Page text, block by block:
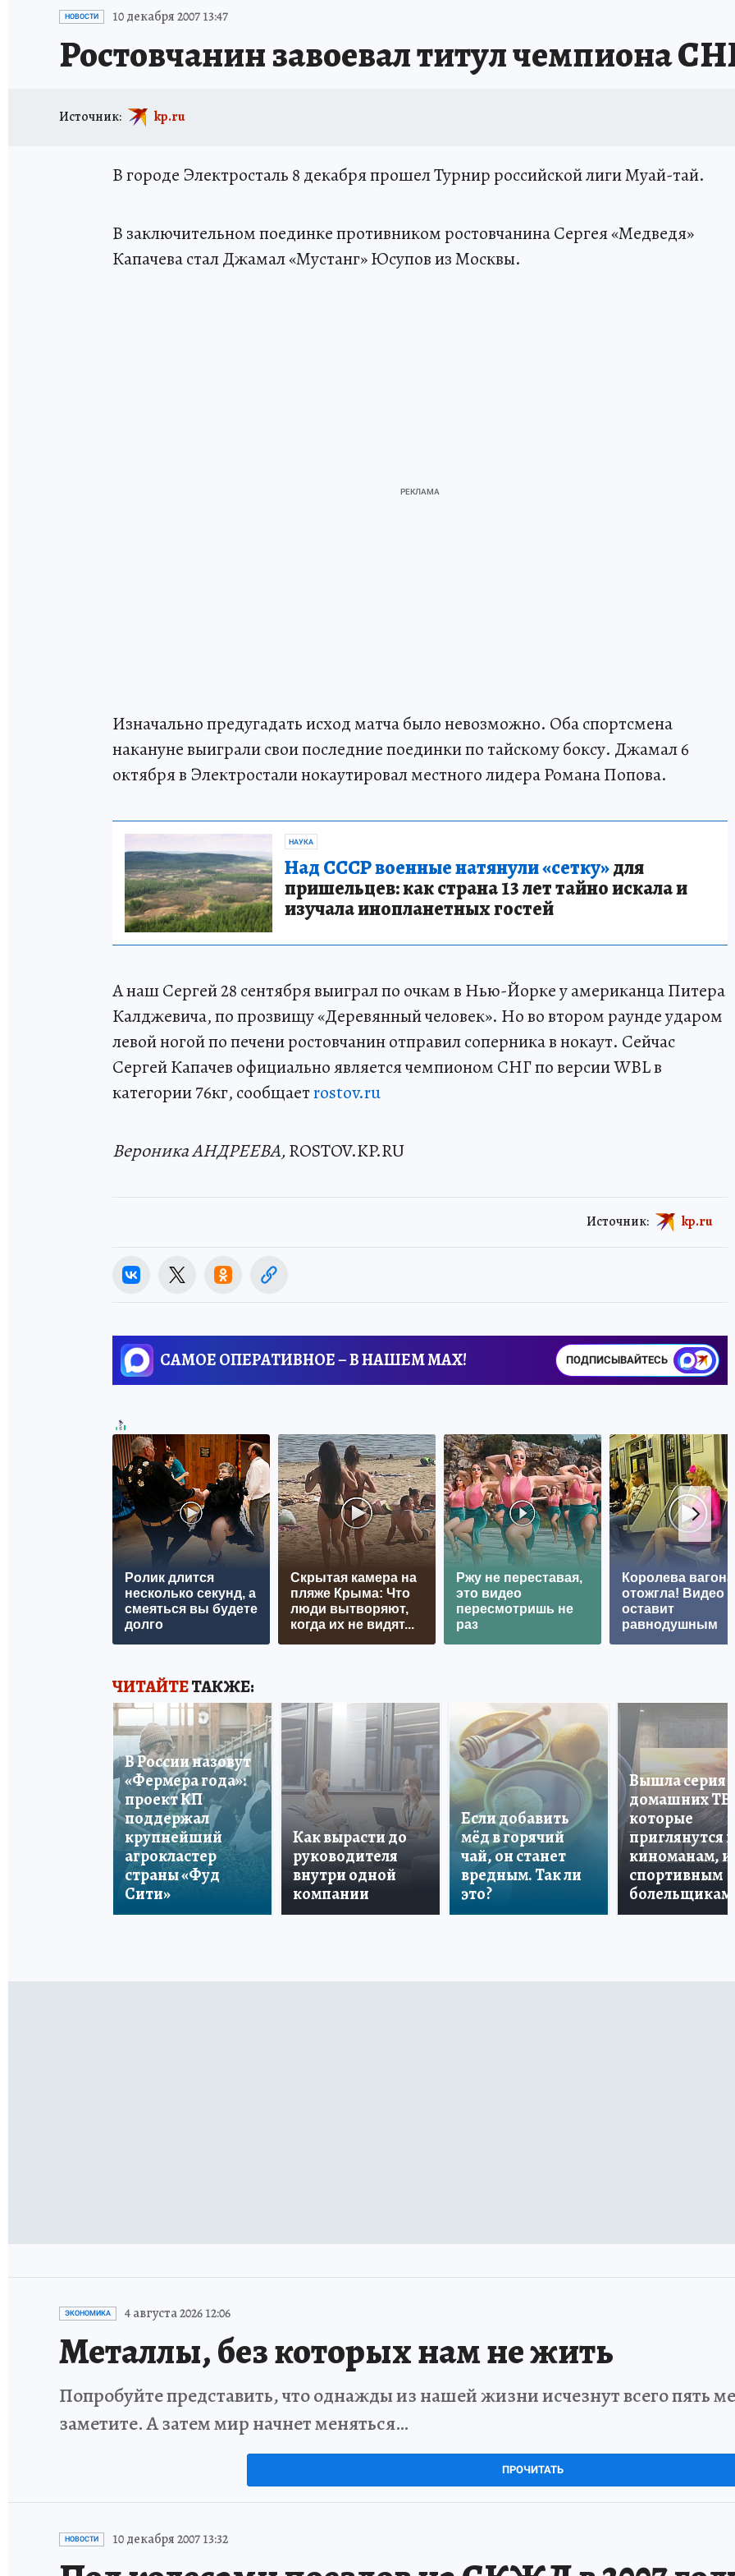
ЗАПОВЕДНАЯ РОССИЯ
НОВОСТИ 10 декабря 2007 13:47
Ростовчанин завоевал титул чемпиона
Источник: kp.ru
В городе Электросталь 8 декабря прошел Турнир российской лиги Муай-тай.
В заключительном поединке противником ростовчанина Сергея «Медведя»
Капачева стал Джамал «Мустанг» Юсупов из Москвы.
Изначально предугадать исход матча было невозможно. Оба спортсмена
накануне выиграли свои последние поединки по тайскому боксу. Джамал 6
октября в Электростали нокаутировал местного лидера Романа Попова.
НАУКА
Над СССР военные натянули «сетку»для
пришельцев: как страна 13 лет тайно искала и
изучала инопланетных гостей
А наш Сергей 28 сентября выиграл по очкам в Нью-Йорке у американца Питера
Калджевича, по прозвищу «Деревянный человек». Но во втором раунде ударом
левой ногой по печени ростовчанин отправил соперника в нокаут. Сейчас
Сергей Капачев официально является чемпионом СНГ по версии WBL в
категории 76кг, сообщаетrostov.ru
Вероника АНДРЕЕВА, ROSTOV.KP.RU
Источник: kp.ru
САМОЕ ОПЕРАТИВНОЕ – В НАШЕМ MAX! ПОДПИСЫВАЙТЕСЬ
Ролик длится
несколько секунд, а
смеяться вы будете
долго
Скрытая камера на
пляже Крыма: Что
люди вытворяют,
когда их не видят...
Ржу не переставая,
это видео
пересмотришь не
раз
Королева вагона
отожгла! Видео
оставит
равнодушным
ЧИТАЙТЕТАКЖЕ:
В России назовут
«Фермера года»:
проект КП
поддержал
крупнейший
агрокластер
страны «Фуд
Сити»
Как вырасти до
руководителя
внутри одной
компании
Если добавить
мёд в горячий
чай, он станет
вредным. Так ли
это?
Вышла серия
домашних ТВ,
которые
приглянутся и
киноманам, и
спортивным
болельщикам
ЭКОНОМИКА 4 августа 2026 12:06
Металлы, без которых нам не жить
Попробуйте представить, что однажды из нашей жизни исчезнут всего пять
заметите. А затем мир начнет меняться…
ПРОЧИТАТЬ
НОВОСТИ 10 декабря 2007 13:32